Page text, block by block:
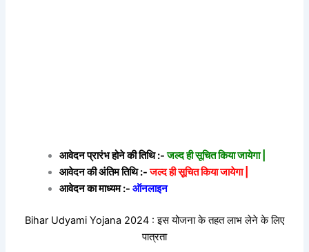
आवेदन प्रारंभ होने की तिथि :-जल्द ही सूचित किया जायेगा |
आवेदन की अंतिम तिथि :-जल्द ही सूचित किया जायेगा |
आवेदन का माध्यम :-ऑनलाइन
Bihar Udyami Yojana 2024 : इस योजना के तहत लाभ लेने के लिए
पात्रता